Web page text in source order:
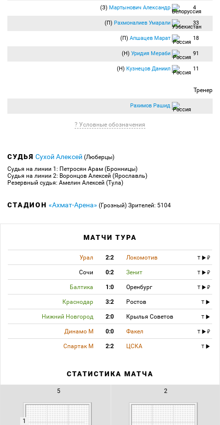
(З) Мартынович Александр 4
(П) Рахмоналиев Умарали 33
(П) Апшацев Марат 18
(Н) Уридия Мераби 91
(Н) Кузнецов Даниил 11
Тренер
Рахимов Рашид
? Условные обозначения
СУДЬЯ Сухой Алексей (Люберцы)
Судья на линии 1: Петросян Арам (Бронницы)
Судья на линии 2: Воронцов Алексей (Ярославль)
Резервный судья: Амелин Алексей (Тула)
СТАДИОН «Ахмат-Арена» (Грозный) Зрителей: 5104
МАТЧИ ТУРА
Урал 2:2 Локомотив T
Сочи 0:2 Зенит T
Балтика 1:0 Оренбург T
Краснодар 3:2 Ростов T
Нижний Новгород 2:0 Крылья Советов T
Динамо М 0:0 Факел T
Спартак М 2:2 ЦСКА T
СТАТИСТИКА МАТЧА
5
1
2